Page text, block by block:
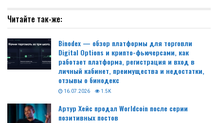
Читайте так-же:
Binodex — обзор платформы для торговли
Digital Options и крипто-фьючерсами, как
работает платформа, регистрация и вход в
личный кабинет, преимущества и недостатки,
отзывы о бинодекс
16.07.2026 1.5K
Артур Хейс продал Worldcoin после серии
позитивных постов